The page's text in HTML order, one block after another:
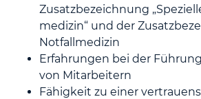
Zusatzbezeichnung
medizin“ und der
Notfallmedizin
Erfahrungen bei der
von Mitarbeitern
Fähigkeit zu einer